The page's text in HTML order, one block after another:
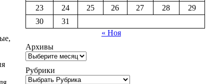
23
24 25 26 27 28
29
30
31
« Ноя
Архивы
Рубрики